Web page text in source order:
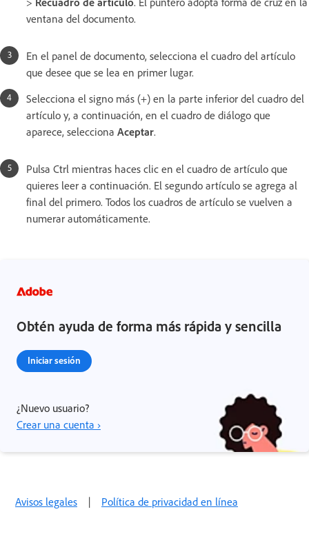
ventana del documento.
En el panel de documento, selecciona el cuadro del artículo
que desee que se lea en primer lugar.
Selecciona el signo más (+) en la parte inferior del cuadro del
artículo y, a continuación, en el cuadro de diálogo que
aparece, selecciona Aceptar.
Pulsa Ctrl mientras haces clic en el cuadro de artículo que
quieres leer a continuación. El segundo artículo se agrega al
final del primero. Todos los cuadros de artículo se vuelven a
numerar automáticamente.
Obtén ayuda de forma más rápida y sencilla
Iniciar sesión
¿Nuevo usuario?
Crear una cuenta ›
Avisos legales | Política de privacidad en línea